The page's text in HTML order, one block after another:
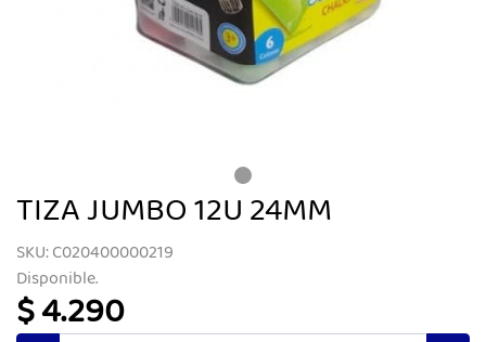
TIZA JUMBO 12U 24MM
SKU: C020400000219
Disponible.
$ 4.290